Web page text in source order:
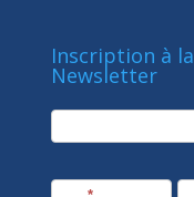
Inscription à la
Newsletter
newsletter